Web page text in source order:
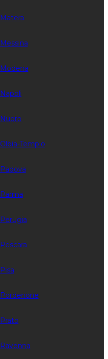
Matera
Messina
Modena
Napoli
Nuoro
Olbia-Tempio
Padova
Parma
Perugia
Pescara
Pisa
Pordenone
Prato
Ravenna